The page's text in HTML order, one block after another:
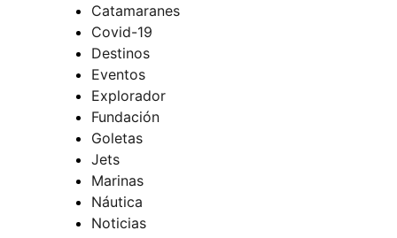
Catamaranes
Covid-19
Destinos
Eventos
Explorador
Fundación
Goletas
Jets
Marinas
Náutica
Noticias